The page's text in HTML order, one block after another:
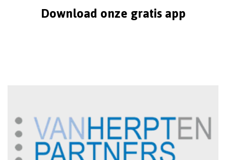
Download onze gratis app